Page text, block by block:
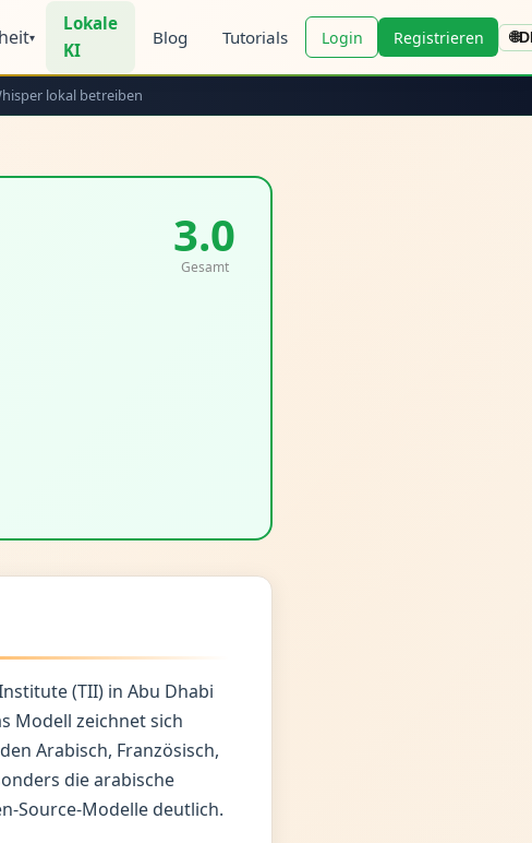
▾
Lokale
KI
Blog Tutorials Login Registrieren 🌐
lokal betreiben
3.0
Gesamt
(TII) in Abu Dhabi
Modell zeichnet sich
Arabisch, Französisch,
die arabische
Source-Modelle deutlich.